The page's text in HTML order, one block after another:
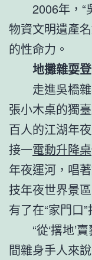
2006年，
物資文明遺產
的性命力。
地攤雜耍
走進吳橋
張小木桌的獨
百人的江湖年
接一電動升降桌
年夜運河，唱
技年夜世界景
有了在“家門口
“從‘撂地’
間雜身手人來